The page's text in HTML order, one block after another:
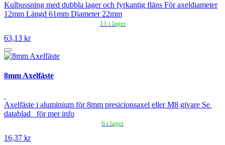
Kulbussning med dubbla lager och fyrkantig fläns För axeldiameter
12mm Längd 61mm Diameter 22mm
11 i lager
63,13 kr
8mm Axelfäste
Axelfäste i aluminium för 8mm presicionsaxel eller M8 givare Se
datablad för mer info
6 i lager
16,37 kr